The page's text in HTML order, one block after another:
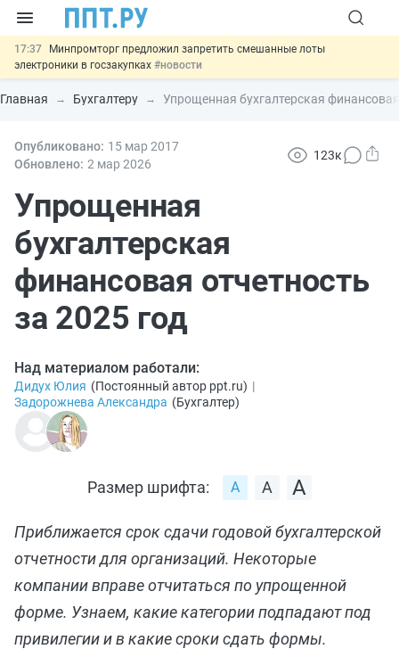
17:37
Минпромторг предложил запретить смешанные лоты
электроники в госзакупках #новости
17:13 Подписан указ об отмене спецрежима для вкладов физлиц из
недружественных стран
#новости
15:51 МВД запускает автоматическое аннулирование патента
иностранцев за неуплату НДФЛ
банковской гарантией
Главная Бухгалтеру Упрощенная бухгалтерская
Опубликовано: 15 мар 2017
Обновлено: 2 мар 2026
123к
Упрощенная
бухгалтерская
финансовая отчетность
за 2025 год
Над материалом работали:
Дидух Юлия (Постоянный автор ppt.ru) |
Задорожнева Александра (Бухгалтер)
Размер шрифта:
Приближается срок сдачи годовой бухгалтерской
отчетности для организаций. Некоторые
компании вправе отчитаться по упрощенной
форме. Узнаем, какие категории подпадают под
привилегии и в какие сроки сдать формы.